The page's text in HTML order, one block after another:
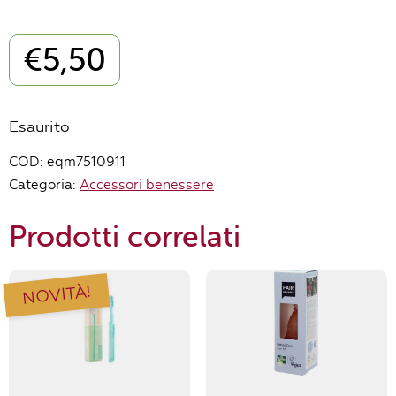
€5,50
Esaurito
COD: eqm7510911
Categoria: Accessori benessere
Prodotti correlati
NOVITÀ!